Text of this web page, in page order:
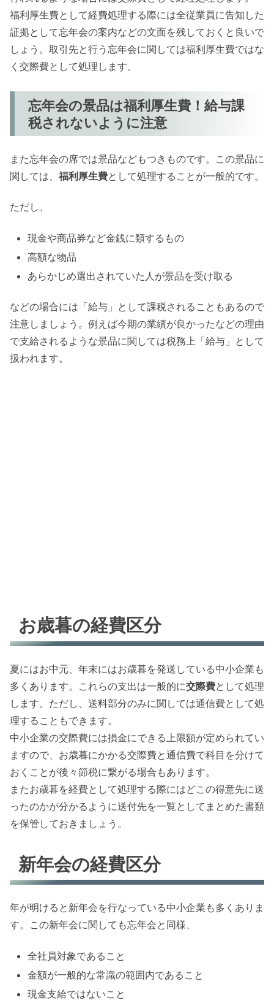
福利厚生費として経費処理する際には全従業員に告知した
証拠として忘年会の案内などの文面を残しておくと良いで
しょう。取引先と行う忘年会に関しては福利厚生費ではな
く交際費として処理します。
忘年会の景品は福利厚生費！給与課
税されないように注意
また忘年会の席では景品などもつきものです。この景品に
関しては、 福利厚生費として処理することが一般的です。
ただし、
現金や商品券など金銭に類するもの
高額な物品
あらかじめ選出されていた人が景品を受け取る
などの場合には「給与」として課税されることもあるので
注意しましょう。例えば今期の業績が良かったなどの理由
で支給されるような景品に関しては税務上「給与」として
扱われます。
お歳暮の経費区分
夏にはお中元、年末にはお歳暮を発送している中小企業も
多くあります。これらの支出は一般的に交際費として処理
します。ただし、送料部分のみに関しては通信費として処
理することもできます。
中小企業の交際費には損金にできる上限額が定められてい
ますので、お歳暮にかかる交際費と通信費で科目を分けて
おくことが後々節税に繋がる場合もあります。
またお歳暮を経費として処理する際にはどこの得意先に送
ったのかが分かるように送付先を一覧としてまとめた書類
を保管しておきましょう。
新年会の経費区分
年が明けると新年会を行なっている中小企業も多くありま
す。この新年会に関しても忘年会と同様、
全社員対象であること
金額が一般的な常識の範囲内であること
現金支給ではないこと